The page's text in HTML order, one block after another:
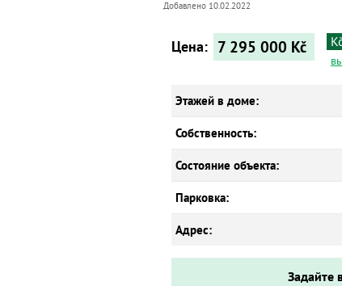
Добавлено 10.02.2022
Цена: 7 295 000 Kč
Этажей в доме:
Собственность:
Состояние объекта:
Парковка:
Адрес:
Задайте